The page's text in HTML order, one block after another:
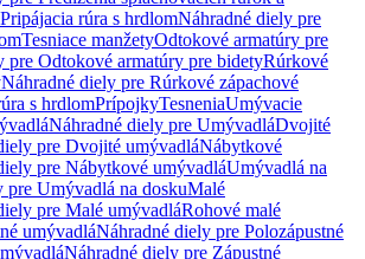
Pripájacia rúra s hrdlomNáhradné diely pre
Tesniace manžetyOdtokové armatúry pre
pre Odtokové armatúry pre bidetyRúrkové
Náhradné diely pre Rúrkové zápachové
s hrdlomPrípojkyTesneniaUmývacie
Náhradné diely pre UmývadláDvojité
pre Dvojité umývadláNábytkové
pre Nábytkové umývadláUmývadlá na
pre Umývadlá na doskuMalé
pre Malé umývadláRohové malé
umývadláNáhradné diely pre Polozápustné
Náhradné diely pre Zápustné